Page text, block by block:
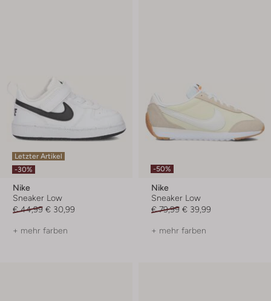
Letzter Artikel
-30%
Nike
Sneaker Low
€ 44,99 € 30,99
+ mehr farben
-50%
Nike
Sneaker Low
€ 79,99 € 39,99
+ mehr farben